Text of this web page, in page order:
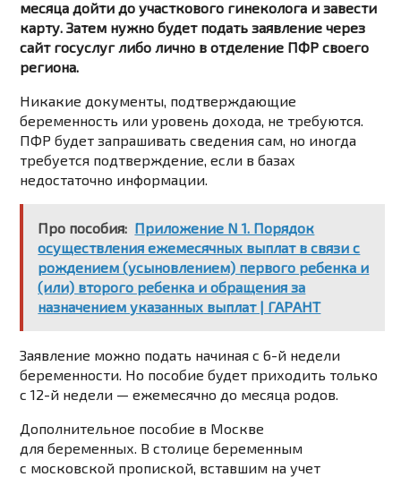
месяца дойти до участкового гинеколога и завести
карту. Затем нужно будет подать заявление через
сайт госуслуг либо лично в отделение ПФР своего
региона.
Никакие документы, подтверждающие
беременность или уровень дохода, не требуются.
ПФР будет запрашивать сведения сам, но иногда
требуется подтверждение, если в базах
недостаточно информации.
Про пособия: Приложение N 1. Порядок
осуществления ежемесячных выплат в связи с
рождением (усыновлением) первого ребенка и
(или) второго ребенка и обращения за
назначением указанных выплат | ГАРАНТ
Заявление можно подать начиная с 6-й недели
беременности. Но пособие будет приходить только
с 12-й недели — ежемесячно до месяца родов.
Дополнительное пособие в Москве
для беременных. В столице беременным
с московской пропиской, вставшим на учет